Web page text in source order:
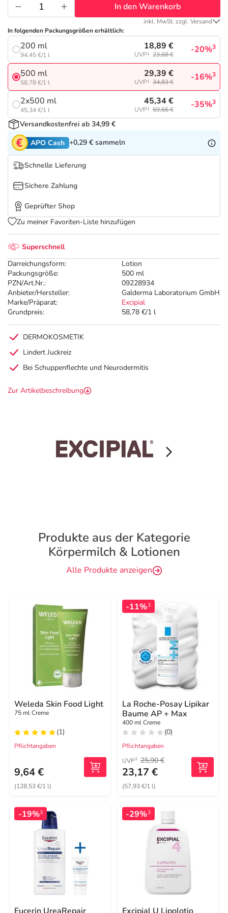
Tierapotheke
Vitamine & Mineralstoffe
Marken
Salus Deals
Superschnell
Darreichungsform:
Lotion
Packungsgröße:
500 ml
PZN/Art.Nr.:
09228934
Anbieter/Hersteller:
Galderma Laboratorium GmbH
Marke/Präparat:
Excipial
Grundpreis:
58,78 €/1 l
In den Warenkorb
inkl. MwSt. zzgl. Versand
In folgenden Packungsgrößen erhältlich:
200 ml
94,45 €/1 l
18,89 €
UVP¹ 23,68 € -20%3
500 ml
58,78 €/1 l
29,39 €
UVP¹ 34,83 € -16%3
2x500 ml
45,34 €/1 l
45,34 €
UVP¹ 69,66 € -35%3
Versandkostenfrei ab 34,99 €
APO Cash +0,29 € sammeln
Schnelle Lieferung
Sichere Zahlung
Geprüfter Shop
Zu meiner Favoriten-Liste hinzufügen
DERMOKOSMETIK
Lindert Juckreiz
Bei Schuppenflechte und Neurodermitis
Zur Artikelbeschreibung
Produkte aus der Kategorie
Körpermilch & Lotionen
Alle Produkte anzeigen
Weleda Skin Food Light
75 ml Creme
(1)
Pflichtangaben
9,64 €
(128,53 €/1 l)
-11%3
La Roche-Posay Lipikar
Baume AP + Max
400 ml Creme
(0)
Pflichtangaben
UVP1 25,90 €
23,17 €
(57,93 €/1 l)
-19%3 -29%3